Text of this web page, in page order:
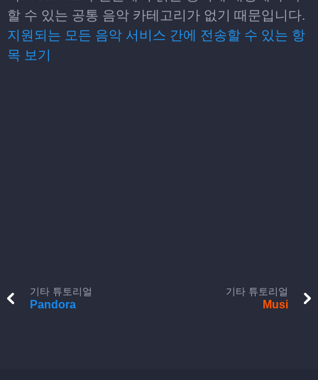
할 수 있는 공통 음악 카테고리가 없기 때문입니다.
지원되는 모든 음악 서비스 간에 전송할 수 있는 항
목 보기
기타 튜토리얼
Pandora
기타 튜토리얼
Musi